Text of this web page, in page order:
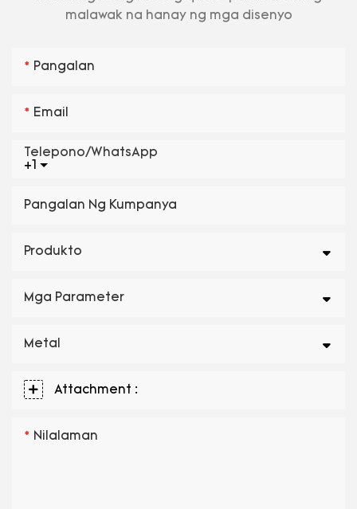
malawak na hanay ng mga disenyo
Pangalan
Email
+1
Telepono/WhatsApp
Pangalan Ng Kumpanya
Produkto
Mga Parameter
Metal
Attachment :
Nilalaman